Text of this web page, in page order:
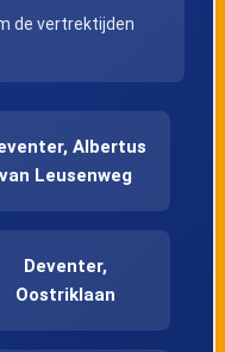
de vertrektijden
Albertus
van Leusenweg
Deventer,
Oostriklaan